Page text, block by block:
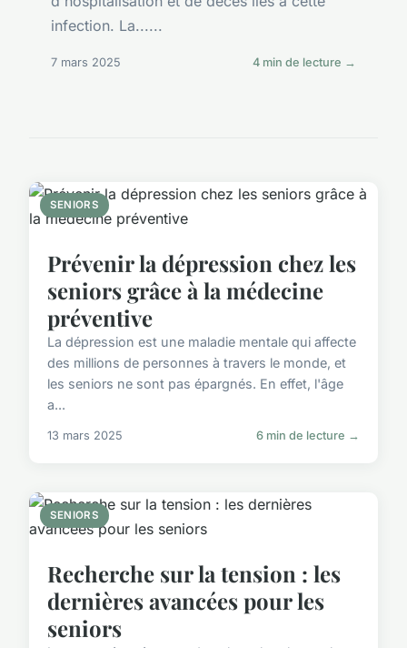
infection. La......
7 mars 2025 4 min de lecture →
SENIORS
Prévenir la dépression chez les
seniors grâce à la médecine
préventive
La dépression est une maladie mentale qui affecte
des millions de personnes à travers le monde, et
les seniors ne sont pas épargnés. En effet, l'âge
a...
13 mars 2025 6 min de lecture →
SENIORS
Recherche sur la tension : les
dernières avancées pour les
seniors